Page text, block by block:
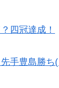
四冠達成！
手豊島勝ち